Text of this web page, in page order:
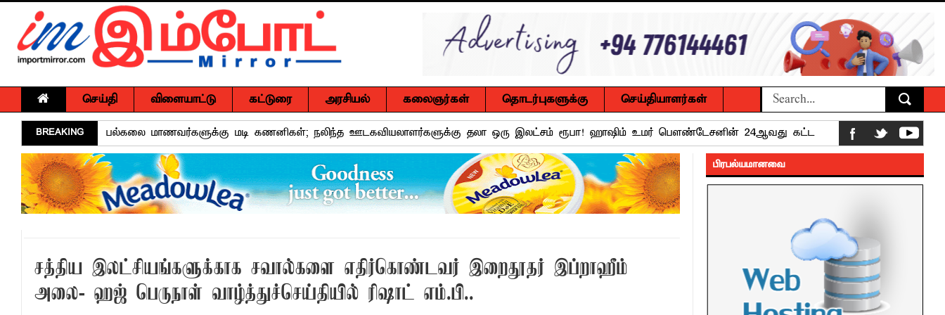
செய்தி விளையாட்டு கட்டுரை அரசியல் கலைஞர்கள் தொடர்புகளுக்கு செய்தியாளர்கள்
BREAKING
பல்கலை மாணவர்களுக்கு மடி கணனிகள்; நலிந்த ஊடகவியலாளர்களுக்கு தலா ஒரு இலட்சம் ரூபா! ஹாஷிம் உமர் பௌண்டேசனின் 24ஆவது கட்ட
மடிக்கணினி வழங்கும் திட்டம்
சாய்ந்தமருதில் தாய்ப்பால் ஊட்டல் வாரத்தை முன்னிட்டு கர்ப்பிணி மற்றும் பாலூட்டும் தாய்மார்களுக்கான விழிப்புணர்வு கலந்துரையாடல்
15 ஆண்டுகால அர்ப்பணிப்புச் சேவைக்கு எம்.ஏ.எம். ரயீஸுக்கு உணர்வுபூர்வமான பிரியாவிடை
சுகாதார விதிமுறைகளை மீறிய வியாபாரிகளுக்கு எதிராகச் சட்ட நடவடிக்கை! மனித நுகர்வுக்குப் பொருத்தமற்ற உணவுகள் கைப்பற்றப்பட்டுக் அழிப்பு
மாளிகைக்காட்டிற்கு நிரந்தர மாற்று மையவாடி அமைப்பது குறித்து விசேட ஆலோசனைக் கூட்டம் : மக்களின் நீண்டகால தேவைக்கு தீர்வு காண
ஒருமித்த நடவடிக்கைக்கு முஸ்தீபு
சத்திய இலட்சியங்களுக்காக சவால்களை எதிர்கொண்டவர் இறைதூதர் இப்றாஹீம்
அலை- ஹஜ் பெருநாள் வாழ்த்துச்செய்தியில் ரிஷாட் எம்.பி..
பிரபல்யமானவை